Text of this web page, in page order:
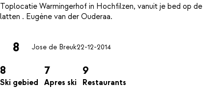
Toplocatie Warmingerhof in Hochfilzen, vanuit je bed op de
8 Jose de Breuk22-12-2014
8
Ski gebied
7
Apres ski
9
Restaurants